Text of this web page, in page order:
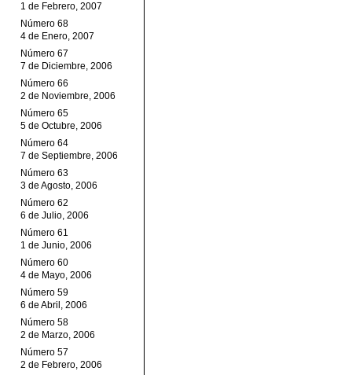
1 de Febrero, 2007
Número 68
4 de Enero, 2007
Número 67
7 de Diciembre, 2006
Número 66
2 de Noviembre, 2006
Número 65
5 de Octubre, 2006
Número 64
7 de Septiembre, 2006
Número 63
3 de Agosto, 2006
Número 62
6 de Julio, 2006
Número 61
1 de Junio, 2006
Número 60
4 de Mayo, 2006
Número 59
6 de Abril, 2006
Número 58
2 de Marzo, 2006
Número 57
2 de Febrero, 2006